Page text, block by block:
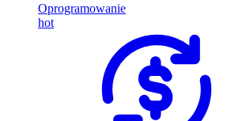
Oprogramowanie
hot